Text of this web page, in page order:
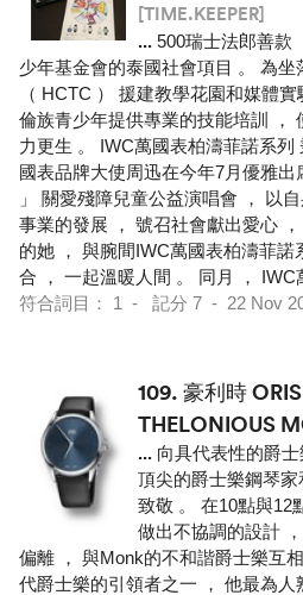
[TIME.KEEPER]
... 500瑞士法郎善款
少年基金會的泰國社會項目 。 為
（ HCTC ） 援建教學花園和媒體
倫族青少年提供專業的技能培訓 ，
力更生 。 IWC萬國表柏濤菲諾系
國表品牌大使周迅在今年7月優雅出
」 關愛殘障兒童公益演唱會 ， 以
事業的發展 ， 號召社會獻出愛心
的她 ， 與腕間IWC萬國表柏濤菲諾
合 ， 一起溫暖人間 。 同月 ， IWC
符合詞目： 1 - 記分 7 - 22 Nov
109. 豪利時
THELONIOUS
... 向具代表性的爵
頂尖的爵士樂鋼琴
致敬 。 在10點與12
做出不協調的設計
偏離 ， 與Monk的不和諧爵士樂互
代爵士樂的引領者之一 ， 他最為